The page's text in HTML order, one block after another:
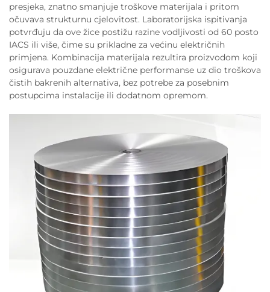
presjeka, znatno smanjuje troškove materijala i pritom
očuvava strukturnu cjelovitost. Laboratorijska ispitivanja
potvrđuju da ove žice postižu razine vodljivosti od 60 posto
IACS ili više, čime su prikladne za većinu električnih
primjena. Kombinacija materijala rezultira proizvodom koji
osigurava pouzdane električne performanse uz dio troškova
čistih bakrenih alternativa, bez potrebe za posebnim
postupcima instalacije ili dodatnom opremom.